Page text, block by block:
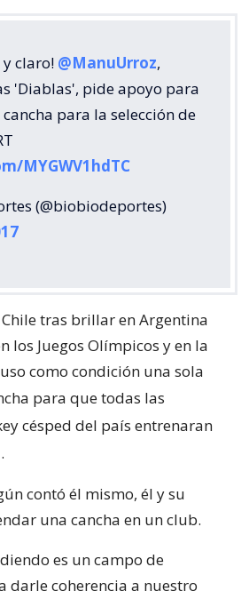
y claro! @ManuUrroz,
'Diablas', pide apoyo para
para la selección de
MYGWV1hdTC
(@biobiodeportes)
tras brillar en Argentina
los Juegos Olímpicos y en la
como condición una sola
para que todas las
césped del país entrenaran
.
contó él mismo, él y su
una cancha en un club.
es un campo de
darle coherencia a nuestro